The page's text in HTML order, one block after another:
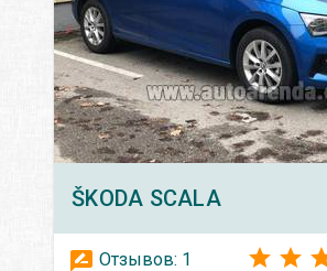
ŠKODA SCALA
Отзывов: 1